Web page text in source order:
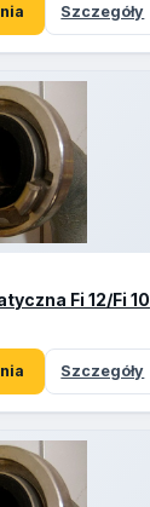
Szczegóły
Fi 12/Fi 10
Szczegóły